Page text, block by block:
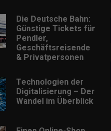
Die Deutsche Bahn:
Günstige Tickets für
Pendler,
Geschäftsreisende
& Privatpersonen
Technologien der
Digitalisierung – Der
Wandel im Überblick